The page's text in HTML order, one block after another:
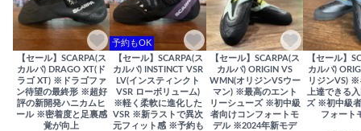
【セール】SCARPA(ス
カルパ) DRAGO XT(ド
ラゴ XT) ※ドラゴファ
ン待望の最終形 ※超好
評の新開発ハニカムヒ
ール ※密着度と足裏感
覚が向上
予約もOK
【セール】SCARPA(ス
カルパ) INSTINCT VSR
LV(インスティンクト
VSR ローボリューム)
※軽く柔軟に進化した
VSR ※新ラストで異次
元フィット感 ※予約も
【セール】SCARPA(ス
カルパ) ORIGIN VS
WMN(オリジンVSウー
マン) ※最高のエント
リーシューズ ※初中級
者向けコンフォートモ
デル ※2024年新モデ
【セール】
カルパ)
リジンVS) ※
上達できる
ズ ※初中級
フォート